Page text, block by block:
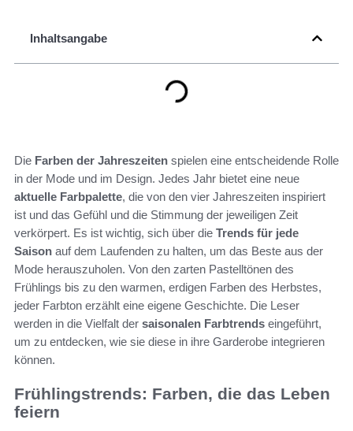
Inhaltsangabe
Die Farben der Jahreszeiten spielen eine entscheidende Rolle
in der Mode und im Design. Jedes Jahr bietet eine neue
aktuelle Farbpalette, die von den vier Jahreszeiten inspiriert
ist und das Gefühl und die Stimmung der jeweiligen Zeit
verkörpert. Es ist wichtig, sich über die Trends für jede
Saison auf dem Laufenden zu halten, um das Beste aus der
Mode herauszuholen. Von den zarten Pastelltönen des
Frühlings bis zu den warmen, erdigen Farben des Herbstes,
jeder Farbton erzählt eine eigene Geschichte. Die Leser
werden in die Vielfalt der saisonalen Farbtrends eingeführt,
um zu entdecken, wie sie diese in ihre Garderobe integrieren
können.
Frühlingstrends: Farben, die das Leben
feiern